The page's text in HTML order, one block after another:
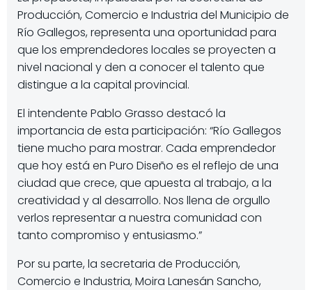
Producción, Comercio e Industria del Municipio de
Río Gallegos, representa una oportunidad para
que los emprendedores locales se proyecten a
nivel nacional y den a conocer el talento que
distingue a la capital provincial.
El intendente Pablo Grasso destacó la
importancia de esta participación: “Río Gallegos
tiene mucho para mostrar. Cada emprendedor
que hoy está en Puro Diseño es el reflejo de una
ciudad que crece, que apuesta al trabajo, a la
creatividad y al desarrollo. Nos llena de orgullo
verlos representar a nuestra comunidad con
tanto compromiso y entusiasmo.”
Por su parte, la secretaria de Producción,
Comercio e Industria, Moira Lanesán Sancho,